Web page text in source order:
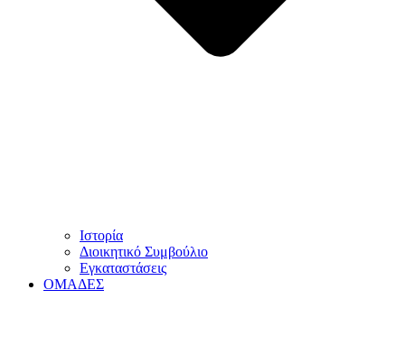
Ιστορία
Διοικητικό Συμβούλιο
Εγκαταστάσεις
ΟΜΑΔΕΣ